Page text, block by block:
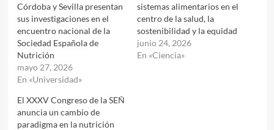
Córdoba y Sevilla presentan
sus investigaciones en el
encuentro nacional de la
Sociedad Española de
Nutrición
mayo 27, 2026
En «Universidad»
sistemas alimentarios en el
centro de la salud, la
sostenibilidad y la equidad
junio 24, 2026
En «Ciencia»
El XXXV Congreso de la SEÑ
anuncia un cambio de
paradigma en la nutrición